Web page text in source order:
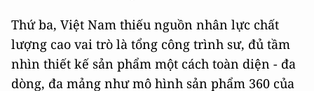
Thứ ba, Việt Nam thiếu nguồn nhân lực chất
lượng cao vai trò là tổng công trình sư, đủ tầm
nhìn thiết kế sản phẩm một cách toàn diện - đa
dòng, đa mảng như mô hình sản phẩm 360 của